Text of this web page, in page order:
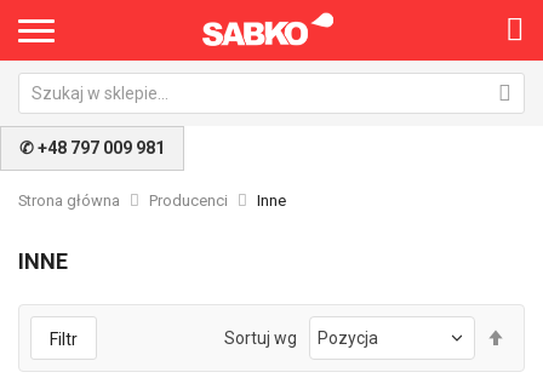
✆ +48 797 009 981
Strona główna Producenci Inne
INNE
Filtr Sortuj wg